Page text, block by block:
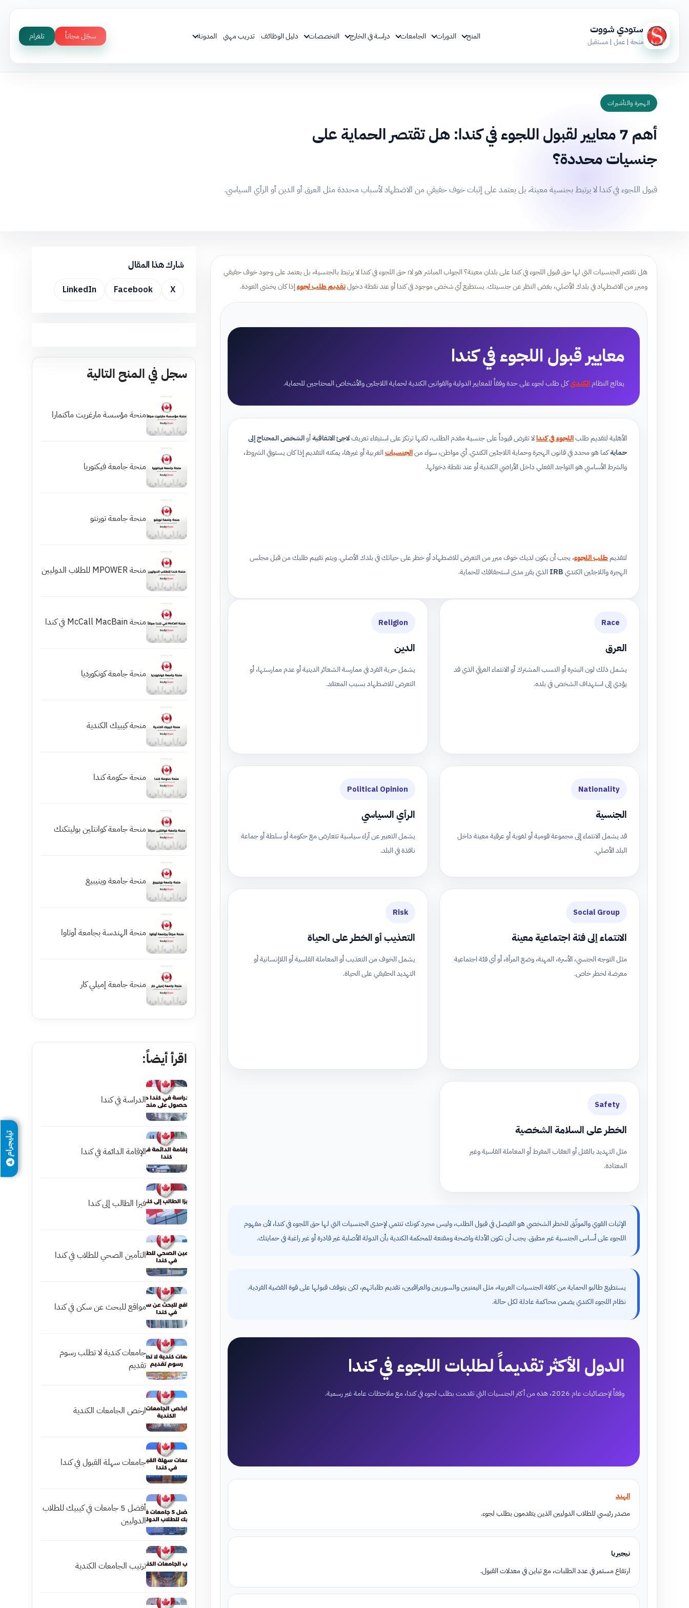
ستودي شووت
منحة | عمل | مستقبل
المنح الدورات الجامعات دراسة في الخارج التخصصات دليل الوظائف تدريب مهني المدونة سجّل مجاناً تلغرام
الهجرة والتأشيرات
أهم 7 معايير لقبول اللجوء في كندا: هل تقتصر الحماية على
جنسيات محددة؟
قبول اللجوء في كندا لا يرتبط بجنسية معينة، بل يعتمد على إثبات خوف حقيقي من الاضطهاد لأسباب محددة مثل العرق أو الدين أو الرأي السياسي.
هل تقتصر الجنسيات التي لها حق قبول اللجوء في كندا على بلدان معينة؟ الجواب المباشر هو لا؛ حق اللجوء في كندا لا يرتبط بالجنسية، بل يعتمد على وجود خوف حقيقي
ومبرر من الاضطهاد في بلدك الأصلي، بغض النظر عن جنسيتك. يستطيع أي شخص موجود في كندا أو عند نقطة دخولتقديم طلب لجوءإذا كان يخشى العودة.
معايير قبول اللجوء في كندا
يعالج النظامالكنديكل طلب لجوء على حدة وفقاً للمعايير الدولية والقوانين الكندية لحماية اللاجئين والأشخاص المحتاجين للحماية.
الأهلية لتقديم طلباللجوء في كندالا تفرض قيوداً على جنسية مقدم الطلب، لكنها ترتكز على استيفاء تعريفلاجئ الاتفاقيةأوالشخص المحتاج إلى
حمايةكما هو محدد في قانون الهجرة وحماية اللاجئين الكندي. أي مواطن، سواء منالجنسياتالعربية أو غيرها، يمكنه التقديم إذا كان يستوفي الشروط،
والشرط الأساسي هو التواجد الفعلي داخل الأراضي الكندية أو عند نقطة دخولها.
لتقديمطلب اللجوء، يجب أن يكون لديك خوف مبرر من التعرض للاضطهاد أو خطر على حياتك في بلدك الأصلي. ويتم تقييم طلبك من قبل مجلس
الهجرة واللاجئين الكنديIRB الذي يقرر مدى استحقاقك للحماية.
Race
العرق
يشمل ذلك لون البشرة أو النسب المشترك أو الانتماء العرقي الذي قد
يؤدي إلى استهداف الشخص في بلده.
Religion
الدين
يشمل حرية الفرد في ممارسة الشعائر الدينية أو عدم ممارستها، أو
التعرض للاضطهاد بسبب المعتقد.
Nationality
الجنسية
قد يشمل الانتماء إلى مجموعة قومية أو لغوية أو عرقية معينة داخل
البلد الأصلي.
Political Opinion
الرأي السياسي
يشمل التعبير عن آراء سياسية تتعارض مع حكومة أو سلطة أو جماعة
نافذة في البلد.
Social Group
الانتماء إلى فئة اجتماعية معينة
مثل التوجه الجنسي، الأسرة، المهنة، وضع المرأة، أو أي فئة اجتماعية
معرضة لخطر خاص.
Risk
التعذيب أو الخطر على الحياة
يشمل الخوف من التعذيب أو المعاملة القاسية أو اللاإنسانية أو
التهديد الحقيقي على الحياة.
Safety
الخطر على السلامة الشخصية
مثل التهديد بالقتل أو العقاب المفرط أو المعاملة القاسية وغير
المعتادة.
الإثبات القوي والموثّق للخطر الشخصي هو الفيصل في قبول الطلب، وليس مجرد كونك تنتمي لإحدى الجنسيات التي لها حق اللجوء في كندا، لأن مفهوم
اللجوء على أساس الجنسية غير مطبق. يجب أن تكون الأدلة واضحة ومقنعة للمحكمة الكندية بأن الدولة الأصلية غير قادرة أو غير راغبة في حمايتك.
يستطيع طالبو الحماية من كافة الجنسيات العربية، مثل اليمنيين والسوريين والعراقيين، تقديم طلباتهم، لكن يتوقف قبولها على قوة القضية الفردية.
نظام اللجوء الكندي يضمن محاكمة عادلة لكل حالة.
الدول الأكثر تقديماً لطلبات اللجوء في كندا
وفقاً لإحصائيات عام 2026، هذه من أكثر الجنسيات التي تقدمت بطلب لجوء في كندا، مع ملاحظات عامة غير رسمية.
الهند
مصدر رئيسي للطلاب الدوليين الذين يتقدمون بطلب لجوء.
نيجيريا
ارتفاع مستمر في عدد الطلبات، مع تباين في معدلات القبول.
شارك هذا المقال
X
Facebook
LinkedIn
سجل في المنح التالية
منحة مؤسسة مارغريت ماكنمارا
منحة جامعة فيكتوريا
منحة جامعة تورنتو
منحة MPOWER للطلاب الدوليين
منحة McCall MacBain في كندا
منحة جامعة كونكورديا
منحة كيبيك الكندية
منحة حكومة كندا
منحة جامعة كوانتلين بوليتكنك
منحة جامعة وينيبيغ
منحة الهندسة بجامعة أوتاوا
منحة جامعة إميلي كار
اقرأ أيضاً:
الدراسة في كندا
الإقامة الدائمة في كندا
فيزا الطالب إلى كندا
التأمين الصحي للطلاب في كندا
مواقع للبحث عن سكن في كندا
جامعات كندية لا تطلب رسوم
تقديم
ارخص الجامعات الكندية
جامعات سهلة القبول في كندا
أفضل 5 جامعات في كيبيك للطلاب
الدوليين
ترتيب الجامعات الكندية
تيليجرام